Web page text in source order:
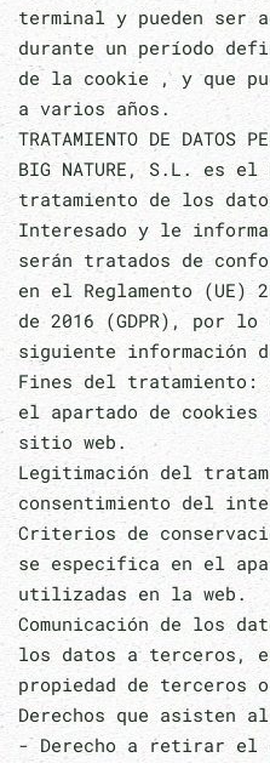
terminal y pueden ser
durante un período
de la cookie , y que
a varios años.
TRATAMIENTO DE DATOS
BIG NATURE, S.L. es el
tratamiento de los
Interesado y le
serán tratados de
en el Reglamento (UE)
de 2016 (GDPR), por
siguiente información
Fines del tratamiento:
el apartado de
sitio web.
Legitimación del
consentimiento del
Criterios de
se especifica en el
utilizadas en la web.
Comunicación de los
los datos a terceros,
propiedad de
Derechos que asisten
- Derecho a retirar el